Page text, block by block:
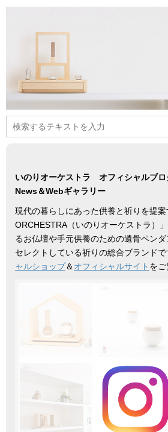
いのりオーケストラ オフィシャルブロ
News＆Webギャラリー
現代の暮らしにあった供養と祈りを提
ORCHESTRA（いのりオーケストラ）
るお仏壇や手元供養のための遺骨ペン
セレクトしている祈りの総合ブランド
ャルショップ＆オフィシャルサイト をご